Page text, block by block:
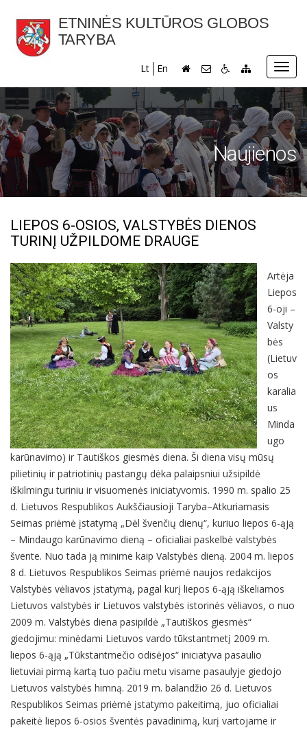
ETNINĖS KULTŪROS GLOBOS
TARYBA
Lt En
Naujienos
LIEPOS 6-OSIOS, VALSTYBĖS DIENOS
TURINĮ UŽPILDOME DRAUGE
Artėja
Liepos
6-oji –
Valsty
bės
(Lietuv
os
karalia
us
Minda
ugo
karūnavimo) ir Tautiškos giesmės diena. Ši diena visų mūsų
pilietinių ir patriotinių pastangų dėka palaipsniui užsipildė
iškilmingu turiniu ir visuomenės iniciatyvomis. 1990 m. spalio 25
d. Lietuvos Respublikos Aukščiausioji Taryba–Atkuriamasis
Seimas priėmė įstatymą „Dėl švenčių dienų“, kuriuo liepos 6-ąją
– Mindaugo karūnavimo dieną – oficialiai paskelbė valstybės
švente. Nuo tada ją minime kaip Valstybės dieną. 2004 m. liepos
8 d. Lietuvos Respublikos Seimas priėmė naujos redakcijos
Valstybės vėliavos įstatymą, pagal kurį liepos 6-ąją iškeliamos
Lietuvos valstybės ir Lietuvos valstybės istorinės vėliavos, o nuo
2009 m. Valstybės diena pasipildė „Tautiškos giesmės“
giedojimu: minėdami Lietuvos vardo tūkstantmetį 2009 m.
liepos 6-ąją „Tūkstantmečio odisėjos“ iniciatyva pasaulio
lietuviai pirmą kartą tuo pačiu metu visame pasaulyje giedojo
Lietuvos valstybės himną. 2019 m. balandžio 26 d. Lietuvos
Respublikos Seimas priėmė įstatymo pakeitimą, juo oficialiai
pakeitė liepos 6-osios šventės pavadinimą, kurį vartojame ir